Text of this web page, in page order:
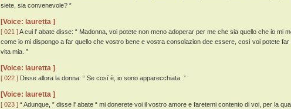
siete, sia convenevole? ”
[Voice: lauretta ]
[ 021 ]A cui l' abate disse: “ Madonna, voi potete non meno adoperar per me che sia quello che io mi
come io mi dispongo a far quello che vostro bene e vostra consolazion dee essere, cosí voi potete
vita mia. ”
[Voice: lauretta ]
[ 022 ] Disse allora la donna: “ Se cosí è, io sono apparecchiata. ”
[Voice: lauretta ]
[ 023 ] “ Adunque, ” disse l' abate “ mi donerete voi il vostro amore e faretemi contento di voi, per la